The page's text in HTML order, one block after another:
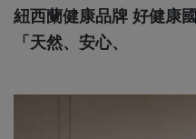
紐西蘭健康品牌 好健康
「天然、安心、